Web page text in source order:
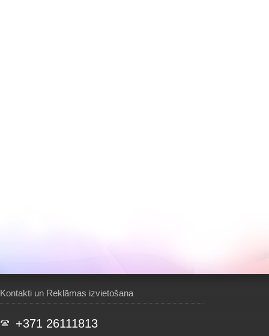
Kontakti un Reklāmas izvietošana
+371 26111813